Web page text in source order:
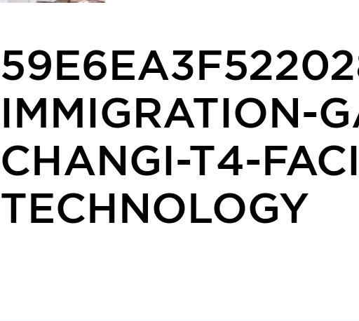
IMMIGRATION-
CHANGI-T4-
TECHNOLOGY